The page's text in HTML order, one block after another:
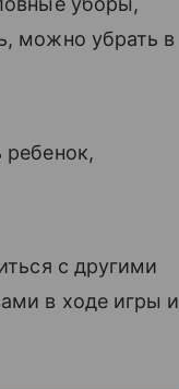
можно убрать в
ребенок,
с другими
в ходе игры и